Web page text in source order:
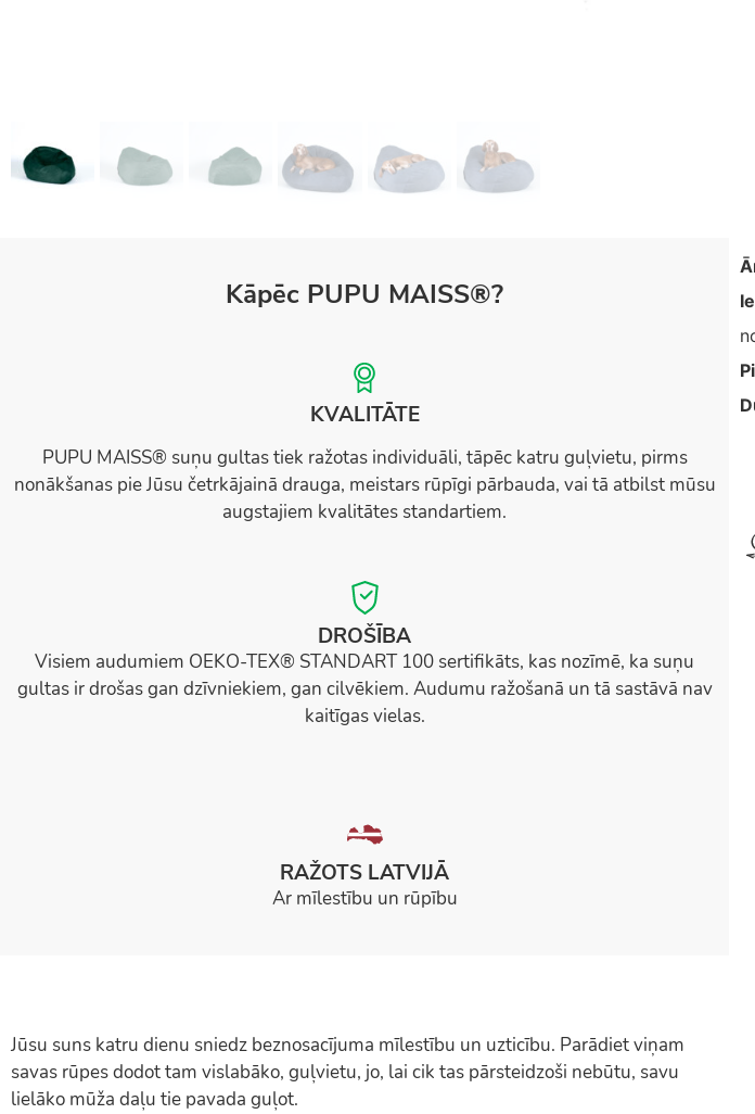
Kāpēc PUPU MAISS®?
KVALITĀTE
PUPU MAISS® suņu gultas tiek ražotas individuāli, tāpēc katru guļvietu, pirms
nonākšanas pie Jūsu četrkājainā drauga, meistars rūpīgi pārbauda, vai tā atbilst mūsu
augstajiem kvalitātes standartiem.
DROŠĪBA
Visiem audumiem OEKO-TEX® STANDART 100 sertifikāts, kas nozīmē, ka suņu
gultas ir drošas gan dzīvniekiem, gan cilvēkiem. Audumu ražošanā un tā sastāvā nav
kaitīgas vielas.
RAŽOTS LATVIJĀ
Ar mīlestību un rūpību
Jūsu suns katru dienu sniedz beznosacījuma mīlestību un uzticību. Parādiet viņam
savas rūpes dodot tam vislabāko, guļvietu, jo, lai cik tas pārsteidzoši nebūtu, savu
lielāko mūža daļu tie pavada guļot.